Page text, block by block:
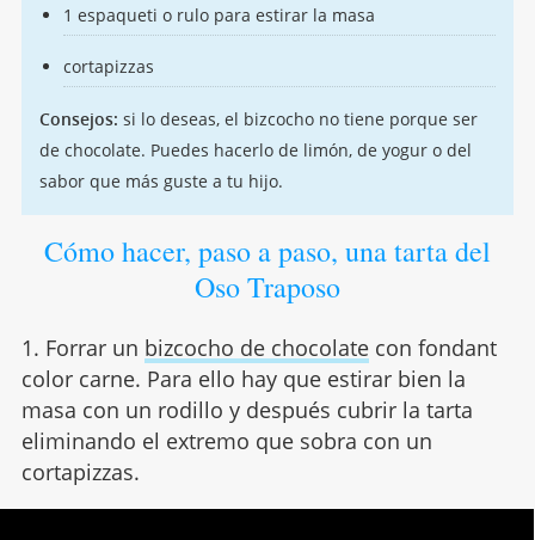
1 espaqueti o rulo para estirar la masa
cortapizzas
Consejos: si lo deseas, el bizcocho no tiene porque ser
de chocolate. Puedes hacerlo de limón, de yogur o del
sabor que más guste a tu hijo.
Cómo hacer, paso a paso, una tarta del
Oso Traposo
1. Forrar un bizcocho de chocolatecon fondant
color carne. Para ello hay que estirar bien la
masa con un rodillo y después cubrir la tarta
eliminando el extremo que sobra con un
cortapizzas.